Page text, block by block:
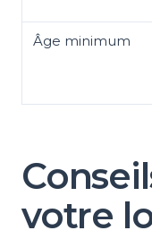
Âge minimum
votre